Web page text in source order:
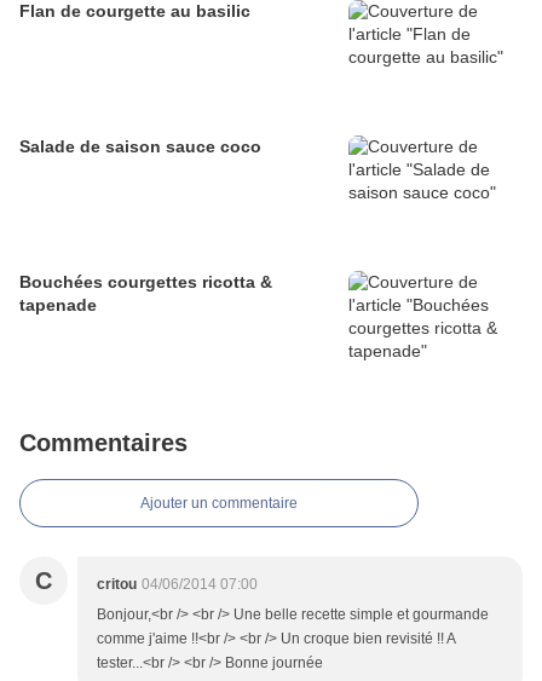
Flan de courgette au basilic
Salade de saison sauce coco
Bouchées courgettes ricotta &
tapenade
Commentaires
Ajouter un commentaire
C critou 04/06/2014 07:00
Bonjour,<br /> <br /> Une belle recette simple et gourmande
comme j'aime !!<br /> <br /> Un croque bien revisité !! A
tester...<br /> <br /> Bonne journée